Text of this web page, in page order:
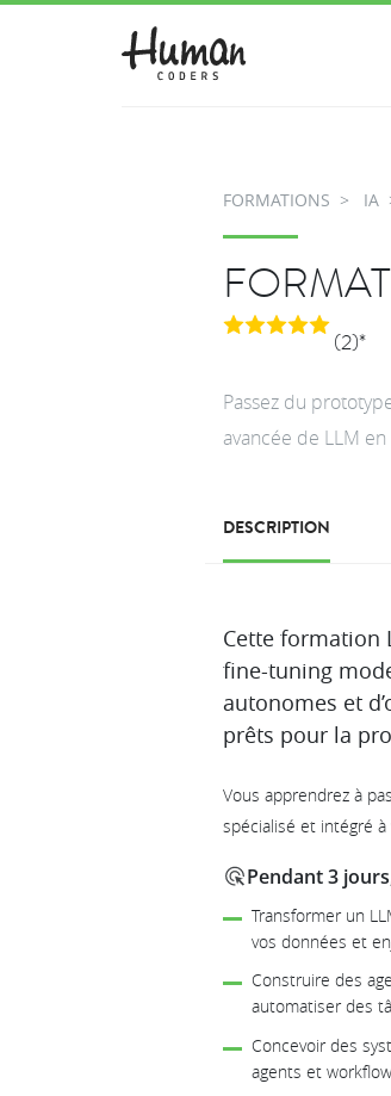
FORMATIONS IA
(2)*
Passez du
avancée de LLM
DESCRIPTION
Description
Cette formation
fine-tuning
autonomes et
prêts pour la
Vous apprendrez à
spécialisé et intégré
Pendant 3
Transformer un
vos données et
Construire des
automatiser des
Concevoir des
agents et